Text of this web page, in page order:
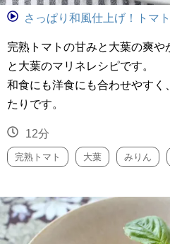
さっぱり和風仕上げ！トマ
完熟トマトの甘みと大葉の爽や
と大葉のマリネレシピです。
和食にも洋食にも合わせやすく
たりです。
12分
完熟トマト 大葉 みりん